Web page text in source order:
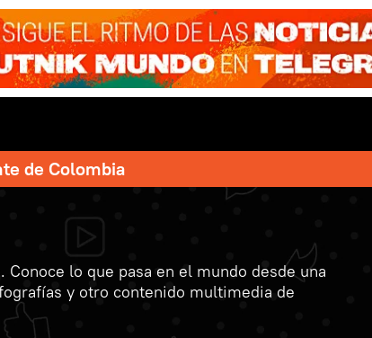
de Colombia
lo que pasa en el mundo desde una
y otro contenido multimedia de